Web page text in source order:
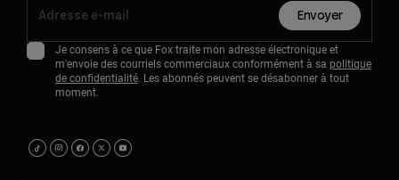
Envoyer
Je consens à ce que Fox traite mon adresse électronique et
m'envoie des courriels commerciaux conformément à sa politique
de confidentialité. Les abonnés peuvent se désabonner à tout
moment.